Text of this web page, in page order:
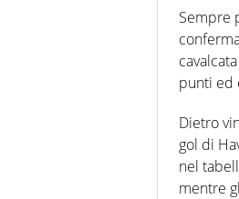
Sempre
punti ed
Dietro
gol di
nel
mentre